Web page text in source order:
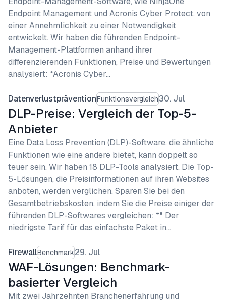
Endpoint Management und Acronis Cyber Protect, von
einer Annehmlichkeit zu einer Notwendigkeit
entwickelt. Wir haben die führenden Endpoint-
Management-Plattformen anhand ihrer
differenzierenden Funktionen, Preise und Bewertungen
analysiert: *Acronis Cyber…
DatenverlustpräventionFunktionsvergleich30. Jul
DLP-Preise: Vergleich der Top-5-
Anbieter
Eine Data Loss Prevention (DLP)-Software, die ähnliche
Funktionen wie eine andere bietet, kann doppelt so
teuer sein. Wir haben 18 DLP-Tools analysiert. Die Top-
5-Lösungen, die Preisinformationen auf ihren Websites
anboten, werden verglichen. Sparen Sie bei den
Gesamtbetriebskosten, indem Sie die Preise einiger der
führenden DLP-Softwares vergleichen: ** Der
niedrigste Tarif für das einfachste Paket in…
FirewallBenchmark29. Jul
WAF-Lösungen: Benchmark-
basierter Vergleich
Mit zwei Jahrzehnten Branchenerfahrung und